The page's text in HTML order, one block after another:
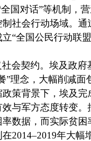
国对话”等机制，
社会行动场域。
“全国公民行动联
社会契约。埃及政
”理念，大幅削减
策背景下，埃及
与军方态度转变
数据，而实际贫
在2014‒2019年大幅